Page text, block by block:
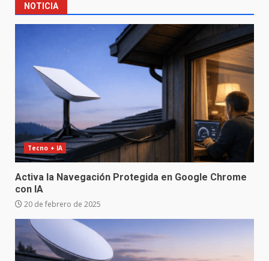
NOTICIA
Tecno + IA
Activa la Navegación Protegida en Google Chrome
con IA
20 de febrero de 2025